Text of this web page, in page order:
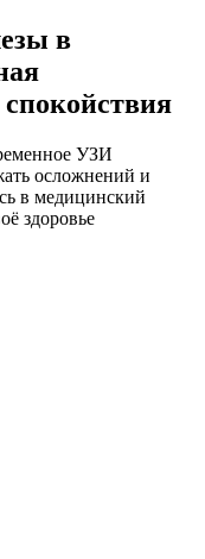
в
УЗИ
осложнений и
в медицинский
здоровье